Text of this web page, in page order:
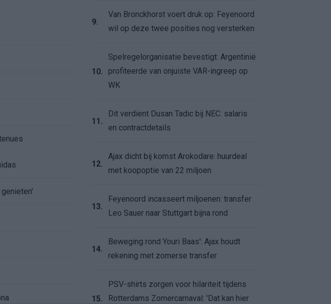
9.
Van Bronckhorst voert druk op: Feyenoord
wil op deze twee posities nog versterken
10.
Spelregelorganisatie bevestigt: Argentinië
profiteerde van onjuiste VAR-ingreep op
WK
11.
Dit verdient Dusan Tadic bij NEC: salaris
en contractdetails
12.
Ajax dicht bij komst Arokodare: huurdeal
met koopoptie van 22 miljoen
13.
Feyenoord incasseert miljoenen: transfer
Leo Sauer naar Stuttgart bijna rond
14.
Beweging rond Youri Baas': Ajax houdt
rekening met zomerse transfer
15.
PSV-shirts zorgen voor hilariteit tijdens
Rotterdams Zomercarnaval: 'Dat kan hier